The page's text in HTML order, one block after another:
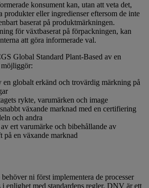
konsument kan, utan att veta det,
produkter eller ingredienser eftersom de inte
baserat på produktmärkningen.
för växtbaserat på förpackningen, kan
att göra informerade val.
Global Standard Plant-Based av en
möjliggör:
en globalt erkänd och trovärdig märkning på
rykte, varumärken och image
växande marknad med en certifiering
och andra
ert varumärke och bibehållande av
på en växande marknad
ni först implementera de processer
enlighet med standardens regler. DNV är ett